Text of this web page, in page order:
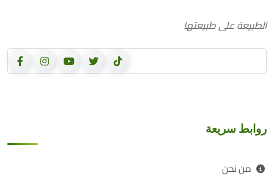
الطبيعة على طبيعتها
روابط سريعة
من نحن